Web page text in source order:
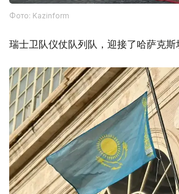
Фото: Kazinform
瑞士卫队仪仗队列队，迎接了哈萨克斯